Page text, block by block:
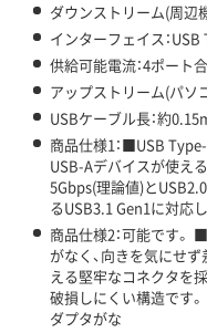
ダウンストリーム(周辺
インターフェイス：USB
供給可能電流：4ポート
アップストリーム(パソ
USBケーブル長：約
商品仕様1：■USB
USB-Aデバイスが使え
5Gbps(理論値)と
るUSB3.1 Gen1に対応
商品仕様2：可能です。
がなく、向きを気にせ
える堅牢なコネクタを
破損しにくい構造です
ダプタがな